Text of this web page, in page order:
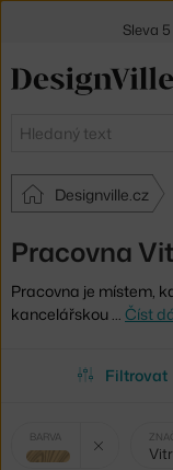
Hledat
Designville.cz
Pracovna
Pracovna je místem,
kancelářskou … Číst
Filtrovat
Vybrané
filtry:
BARVA
světlé dřevo
Sleva